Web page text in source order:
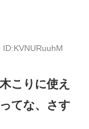
こりに使え
てな、さす